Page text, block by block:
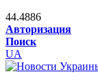
44.4886
Авторизация
Поиск
UA